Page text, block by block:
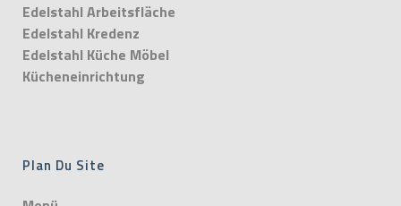
Edelstahl Arbeitsfläche
Edelstahl Kredenz
Edelstahl Küche Möbel
Kücheneinrichtung
Plan Du Site